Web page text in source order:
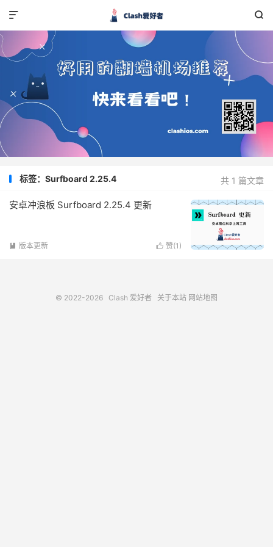


共 1 篇文章
标签：Surfboard 2.25.4
安卓冲浪板 Surfboard 2.25.4 更新
 赞(1 )
 版本更新
© 2022-2026 Clash 爱好者 关于本站 网站地图